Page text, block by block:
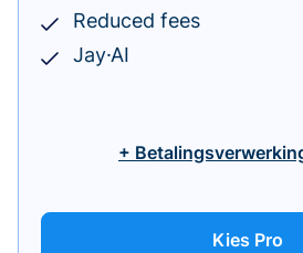
Reduced fees
Jay·AI
+
Kies Pro